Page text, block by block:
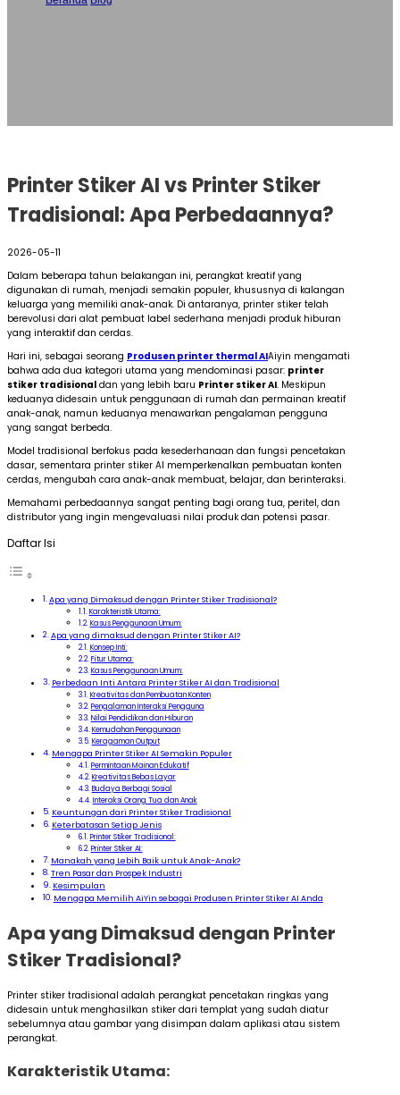
Printer Stiker AI vs Printer Stiker
Tradisional: Apa Perbedaannya?
2026-05-11
Dalam beberapa tahun belakangan ini, perangkat kreatif yang
digunakan di rumah, menjadi semakin populer, khususnya di kalangan
keluarga yang memiliki anak-anak. Di antaranya, printer stiker telah
berevolusi dari alat pembuat label sederhana menjadi produk hiburan
yang interaktif dan cerdas.
Hari ini, sebagai seorang Produsen printer thermal AIAiyin mengamati
bahwa ada dua kategori utama yang mendominasi pasar: printer
stiker tradisional dan yang lebih baru Printer stiker AI. Meskipun
keduanya didesain untuk penggunaan di rumah dan permainan kreatif
anak-anak, namun keduanya menawarkan pengalaman pengguna
yang sangat berbeda.
Model tradisional berfokus pada kesederhanaan dan fungsi pencetakan
dasar, sementara printer stiker AI memperkenalkan pembuatan konten
cerdas, mengubah cara anak-anak membuat, belajar, dan berinteraksi.
Memahami perbedaannya sangat penting bagi orang tua, peritel, dan
distributor yang ingin mengevaluasi nilai produk dan potensi pasar.
Daftar Isi
Apa yang Dimaksud dengan Printer Stiker Tradisional?
Karakteristik Utama:
Kasus Penggunaan Umum:
Apa yang dimaksud dengan Printer Stiker AI?
Konsep Inti:
Fitur Utama:
Kasus Penggunaan Umum:
Perbedaan Inti Antara Printer Stiker AI dan Tradisional
Kreativitas dan Pembuatan Konten
Pengalaman Interaksi Pengguna
Nilai Pendidikan dan Hiburan
Kemudahan Penggunaan
Keragaman Output
Mengapa Printer Stiker AI Semakin Populer
Permintaan Mainan Edukatif
Kreativitas Bebas Layar
Budaya Berbagi Sosial
Interaksi Orang Tua dan Anak
Keuntungan dari Printer Stiker Tradisional
Keterbatasan Setiap Jenis
Printer Stiker Tradisional:
Printer Stiker AI:
Manakah yang Lebih Baik untuk Anak-Anak?
Tren Pasar dan Prospek Industri
Kesimpulan
Mengapa Memilih AiYin sebagai Produsen Printer Stiker AI Anda
Apa yang Dimaksud dengan Printer
Stiker Tradisional?
Printer stiker tradisional adalah perangkat pencetakan ringkas yang
didesain untuk menghasilkan stiker dari templat yang sudah diatur
sebelumnya atau gambar yang disimpan dalam aplikasi atau sistem
perangkat.
Karakteristik Utama: